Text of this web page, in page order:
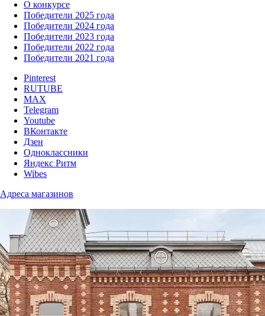
О конкурсе
Победители 2025 года
Победители 2024 года
Победители 2023 года
Победители 2022 года
Победители 2021 года
Pinterest
RUTUBE
MAX
Telegram
Youtube
ВКонтакте
Дзен
Одноклассники
Яндекс Ритм
Wibes
Адреса магазинов